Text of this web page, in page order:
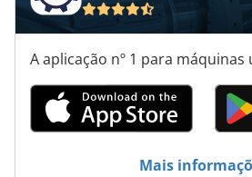
Seladora
Sollas
Tela
Tevopharm
A aplicação nº 1 para máquinas
Mais